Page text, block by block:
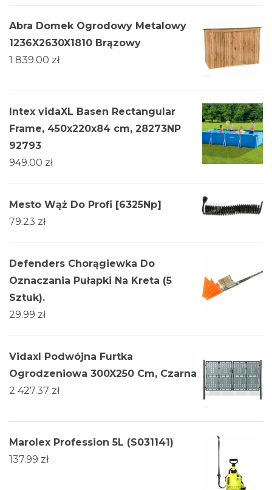
Abra Domek Ogrodowy Metalowy
1236X2630X1810 Brązowy
1 839.00 zł
Intex vidaXL Basen Rectangular
Frame, 450x220x84 cm, 28273NP
92793
949.00 zł
Mesto Wąż Do Profi [6325Np]
79.23 zł
Defenders Chorągiewka Do
Oznaczania Pułapki Na Kreta (5
Sztuk).
29.99 zł
Vidaxl Podwójna Furtka
Ogrodzeniowa 300X250 Cm, Czarna
2 427.37 zł
Marolex Profession 5L (S031141)
137.99 zł